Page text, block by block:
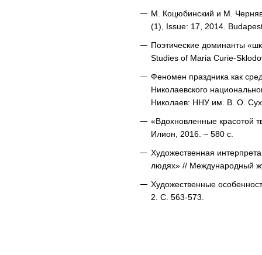
М. Коцюбинский и М.
(1), Issue: 17, 2014.
Поэтические доминанты
Studies of Maria Curie-
Феномен праздника как
Николаевского
Николаев: ННУ им. В. О.
«Вдохновленные красотой
Илион, 2016. – 580 с.
Художественная
людях» // Международный
Художественные
2. С. 563-573.